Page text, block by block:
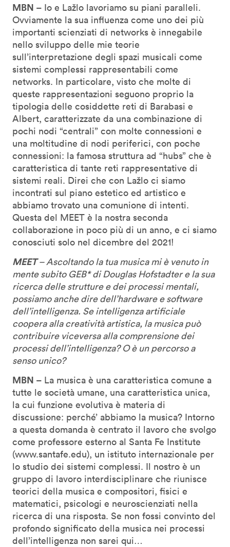
MBN – Io e Lažlo lavoriamo su piani paralleli.
Ovviamente la sua influenza come uno dei più
importanti scienziati di networks è innegabile
nello sviluppo delle mie teorie
sull’interpretazione degli spazi musicali come
sistemi complessi rappresentabili come
networks. In particolare, visto che molte di
queste rappresentazioni seguono proprio la
tipologia delle cosiddette reti di Barabasi e
Albert, caratterizzate da una combinazione di
pochi nodi “centrali” con molte connessioni e
una moltitudine di nodi periferici, con poche
connessioni: la famosa struttura ad “hubs” che è
caratteristica di tante reti rappresentative di
sistemi reali. Direi che con Lažlo ci siamo
incontrati sul piano estetico ed artistico e
abbiamo trovato una comunione di intenti.
Questa del MEET è la nostra seconda
collaborazione in poco più di un anno, e ci siamo
conosciuti solo nel dicembre del 2021!
MEET– Ascoltando la tua musica mi è venuto in
mente subito GEB* di Douglas Hofstadter e la sua
ricerca delle strutture e dei processi mentali,
possiamo anche dire dell’hardware e software
dell’intelligenza. Se intelligenza artificiale
coopera alla creatività artistica, la musica può
contribuire viceversa alla comprensione dei
processi dell’intelligenza? O è un percorso a
senso unico?
MBN – La musica è una caratteristica comune a
tutte le società umane, una caratteristica unica,
la cui funzione evolutiva è materia di
discussione: perché’ abbiamo la musica? Intorno
a questa domanda è centrato il lavoro che svolgo
come professore esterno al Santa Fe Institute
(www.santafe.edu), un istituto internazionale per
lo studio dei sistemi complessi. Il nostro è un
gruppo di lavoro interdisciplinare che riunisce
teorici della musica e compositori, fisici e
matematici, psicologi e neuroscienziati nella
ricerca di una risposta. Se non fossi convinto del
profondo significato della musica nei processi
dell’intelligenza non sarei qui…